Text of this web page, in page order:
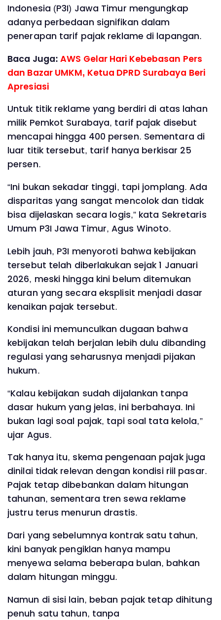
Indonesia (P3I) Jawa Timur mengungkap
adanya perbedaan signifikan dalam
penerapan tarif pajak reklame di lapangan.
Baca Juga:AWS Gelar Hari Kebebasan Pers
dan Bazar UMKM, Ketua DPRD Surabaya Beri
Apresiasi
Untuk titik reklame yang berdiri di atas lahan
milik Pemkot Surabaya, tarif pajak disebut
mencapai hingga 400 persen. Sementara di
luar titik tersebut, tarif hanya berkisar 25
persen.
“Ini bukan sekadar tinggi, tapi jomplang. Ada
disparitas yang sangat mencolok dan tidak
bisa dijelaskan secara logis,” kata Sekretaris
Umum P3I Jawa Timur, Agus Winoto.
Lebih jauh, P3I menyoroti bahwa kebijakan
tersebut telah diberlakukan sejak 1 Januari
2026, meski hingga kini belum ditemukan
aturan yang secara eksplisit menjadi dasar
kenaikan pajak tersebut.
Kondisi ini memunculkan dugaan bahwa
kebijakan telah berjalan lebih dulu dibanding
regulasi yang seharusnya menjadi pijakan
hukum.
“Kalau kebijakan sudah dijalankan tanpa
dasar hukum yang jelas, ini berbahaya. Ini
bukan lagi soal pajak, tapi soal tata kelola,”
ujar Agus.
Tak hanya itu, skema pengenaan pajak juga
dinilai tidak relevan dengan kondisi riil pasar.
Pajak tetap dibebankan dalam hitungan
tahunan, sementara tren sewa reklame
justru terus menurun drastis.
Dari yang sebelumnya kontrak satu tahun,
kini banyak pengiklan hanya mampu
menyewa selama beberapa bulan, bahkan
dalam hitungan minggu.
Namun di sisi lain, beban pajak tetap dihitung
penuh satu tahun, tanpa